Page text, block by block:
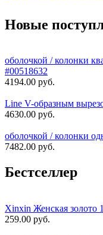
Новые
оболочкой / колонки
#00518632
4194.00 руб.
Line V-образным
4630.00 руб.
оболочкой / колонки
7482.00 руб.
Бестселлер
Xinxin Женская золото
259.00 руб.